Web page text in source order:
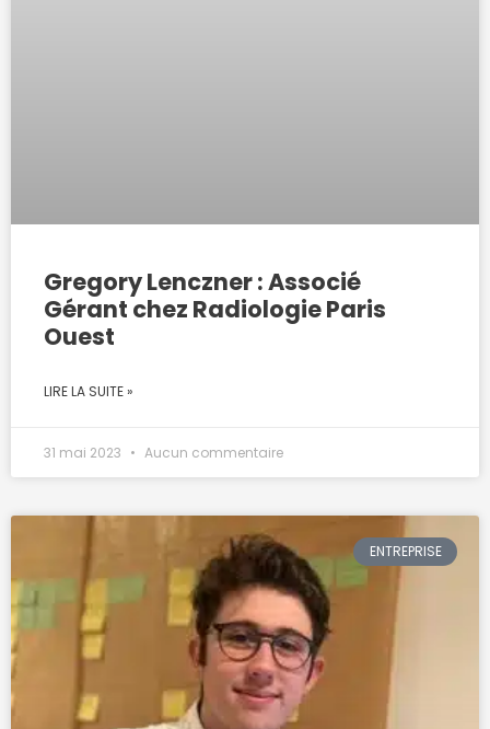
Gregory Lenczner : Associé
Gérant chez Radiologie Paris
Ouest
LIRE LA SUITE »
31 mai 2023 Aucun commentaire
ENTREPRISE